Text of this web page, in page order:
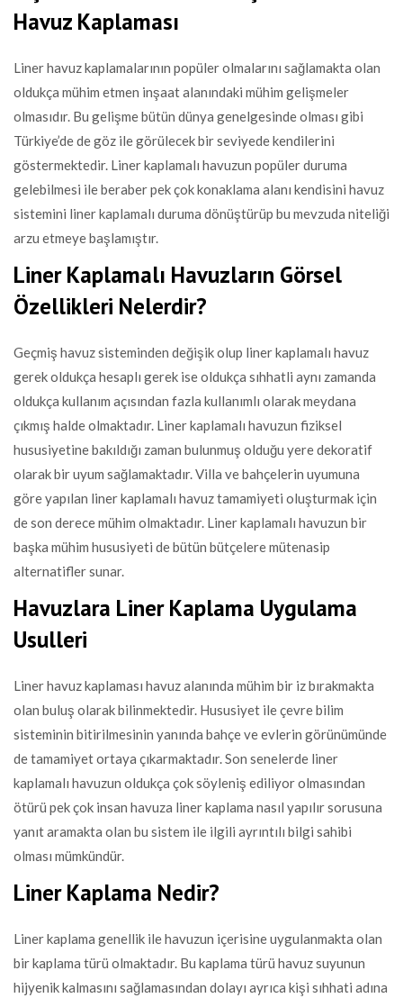
Havuz Kaplaması
Liner havuz kaplamalarının popüler olmalarını sağlamakta olan
oldukça mühim etmen inşaat alanındaki mühim gelişmeler
olmasıdır. Bu gelişme bütün dünya genelgesinde olması gibi
Türkiye’de de göz ile görülecek bir seviyede kendilerini
göstermektedir. Liner kaplamalı havuzun popüler duruma
gelebilmesi ile beraber pek çok konaklama alanı kendisini havuz
sistemini liner kaplamalı duruma dönüştürüp bu mevzuda niteliği
arzu etmeye başlamıştır.
Liner Kaplamalı Havuzların Görsel
Özellikleri Nelerdir?
Geçmiş havuz sisteminden değişik olup liner kaplamalı havuz
gerek oldukça hesaplı gerek ise oldukça sıhhatli aynı zamanda
oldukça kullanım açısından fazla kullanımlı olarak meydana
çıkmış halde olmaktadır. Liner kaplamalı havuzun fiziksel
hususiyetine bakıldığı zaman bulunmuş olduğu yere dekoratif
olarak bir uyum sağlamaktadır. Villa ve bahçelerin uyumuna
göre yapılan liner kaplamalı havuz tamamiyeti oluşturmak için
de son derece mühim olmaktadır. Liner kaplamalı havuzun bir
başka mühim hususiyeti de bütün bütçelere mütenasip
alternatifler sunar.
Havuzlara Liner Kaplama Uygulama
Usulleri
Liner havuz kaplaması havuz alanında mühim bir iz bırakmakta
olan buluş olarak bilinmektedir. Hususiyet ile çevre bilim
sisteminin bitirilmesinin yanında bahçe ve evlerin görünümünde
de tamamiyet ortaya çıkarmaktadır. Son senelerde liner
kaplamalı havuzun oldukça çok söyleniş ediliyor olmasından
ötürü pek çok insan havuza liner kaplama nasıl yapılır sorusuna
yanıt aramakta olan bu sistem ile ilgili ayrıntılı bilgi sahibi
olması mümkündür.
Liner Kaplama Nedir?
Liner kaplama genellik ile havuzun içerisine uygulanmakta olan
bir kaplama türü olmaktadır. Bu kaplama türü havuz suyunun
hijyenik kalmasını sağlamasından dolayı ayrıca kişi sıhhati adına